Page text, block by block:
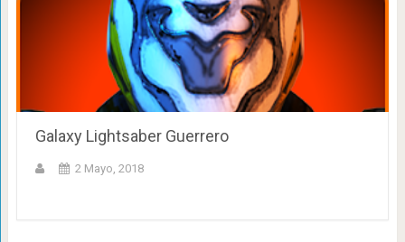
Galaxy Lightsaber Guerrero
2 Mayo, 2018